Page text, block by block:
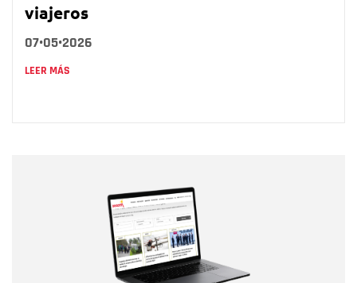
viajeros
07•05•2026
LEER MÁS
Correo electrónico